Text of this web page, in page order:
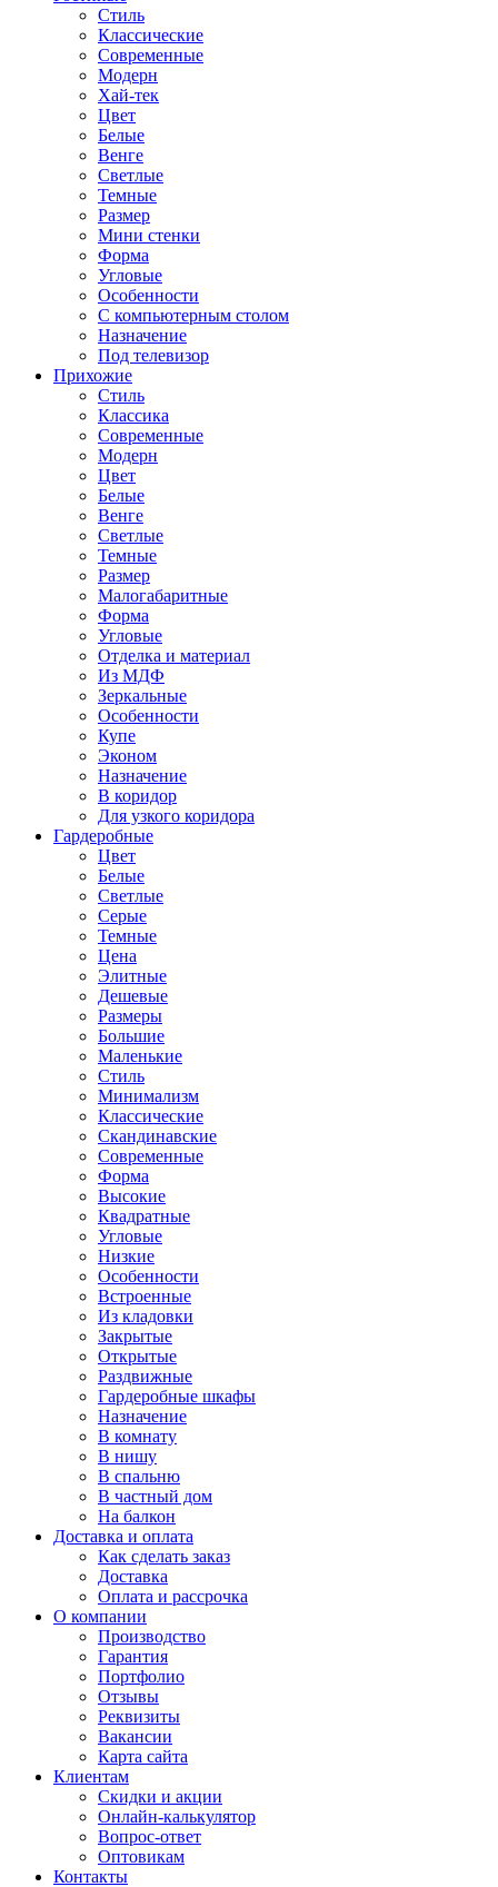
Стиль
Классические
Современные
Модерн
Хай-тек
Цвет
Белые
Венге
Светлые
Темные
Размер
Мини стенки
Форма
Угловые
Особенности
С компьютерным столом
Назначение
Под телевизор
Прихожие
Стиль
Классика
Современные
Модерн
Цвет
Белые
Венге
Светлые
Темные
Размер
Малогабаритные
Форма
Угловые
Отделка и материал
Из МДФ
Зеркальные
Особенности
Купе
Эконом
Назначение
В коридор
Для узкого коридора
Гардеробные
Цвет
Белые
Светлые
Серые
Темные
Цена
Элитные
Дешевые
Размеры
Большие
Маленькие
Стиль
Минимализм
Классические
Скандинавские
Современные
Форма
Высокие
Квадратные
Угловые
Низкие
Особенности
Встроенные
Из кладовки
Закрытые
Открытые
Раздвижные
Гардеробные шкафы
Назначение
В комнату
В нишу
В спальню
В частный дом
На балкон
Доставка и оплата
Как сделать заказ
Доставка
Оплата и рассрочка
О компании
Производство
Гарантия
Портфолио
Отзывы
Реквизиты
Вакансии
Карта сайта
Клиентам
Скидки и акции
Онлайн-калькулятор
Вопрос-ответ
Оптовикам
Контакты